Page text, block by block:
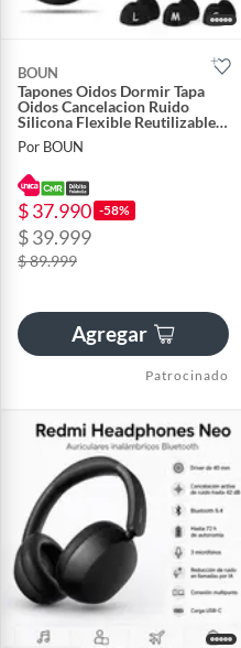
BOUN
Tapones Oidos Dormir Tapa
Oidos Cancelacion Ruido
Silicona Flexible Reutilizables
Estuche
Por BOUN
$ 37.990 -58%
$ 39.999
$ 89.999
Agregar
Patrocinado